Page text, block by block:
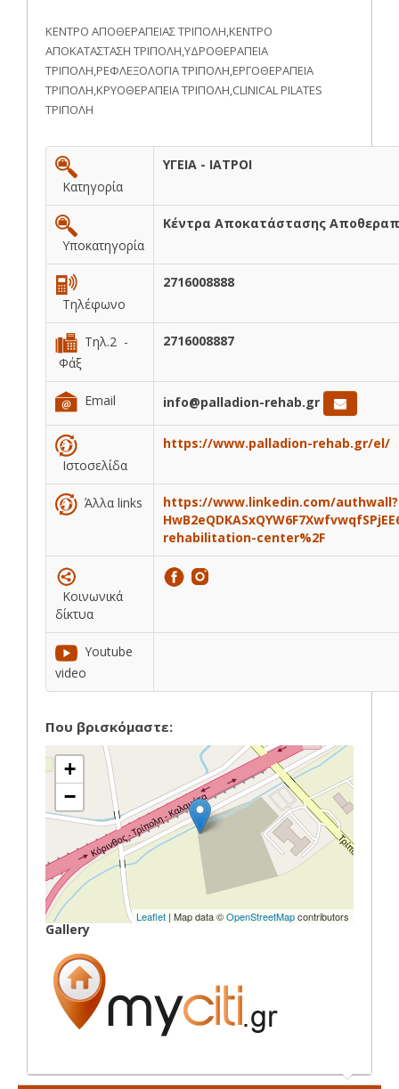
ΚΕΝΤΡΟ ΑΠΟΘΕΡΑΠΕΙΑΣ ΤΡΙΠΟΛΗ,ΚΕΝΤΡΟ
ΑΠΟΚΑΤΑΣΤΑΣΗ ΤΡΙΠΟΛΗ,ΥΔΡΟΘΕΡΑΠΕΙΑ
ΤΡΙΠΟΛΗ,ΡΕΦΛΕΞΟΛΟΓΙΑ ΤΡΙΠΟΛΗ,ΕΡΓΟΘΕΡΑΠΕΙΑ
ΤΡΙΠΟΛΗ,ΚΡΥΟΘΕΡΑΠΕΙΑ ΤΡΙΠΟΛΗ,CLINICAL PILATES
ΤΡΙΠΟΛΗ
Κατηγορία
ΥΓΕΙΑ - ΙΑΤΡΟΙ
Υποκατηγορία
Κέντρα Αποκατάστασης
Τηλέφωνο
2716008888
Τηλ.2 -
Φάξ
2716008887
Email info@palladion-rehab.gr
Ιστοσελίδα
https://www.palladion-rehab.gr/el/
Άλλα links
https://www.linkedin.com/
rehabilitation-center%2F
Κοινωνικά
δίκτυα
Youtube
video
Που βρισκόμαστε:
+
−
Leaflet | Map data ©OpenStreetMapcontributors
Gallery